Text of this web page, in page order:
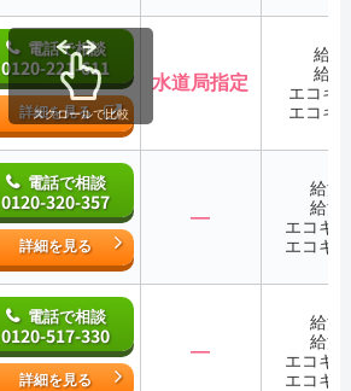
電話で相談
0120-221-611
詳細を見る
水道局指定
給
給
エコキ
エコキ
電話で相談
0120-320-357
詳細を見る
―
給湯
給湯
エコキ
エコキ
電話で相談
0120-517-330
詳細を見る
―
給湯
給湯
エコキ
エコキ
スクロールで比較